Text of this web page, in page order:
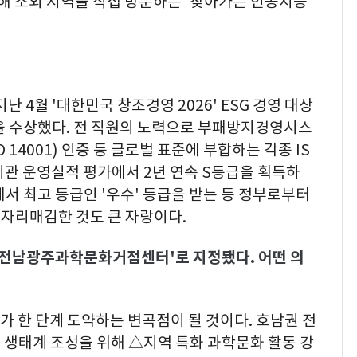
4월 '대한민국 창조경영 2026' ESG 경영 대상
상했다. 전 직원의 노력으로 부패방지경영시스
인증 등 글로벌 표준에 부합하는 각종 IS
운영실적 평가에서 2년 연속 S등급을 획득하
최고 등급인 '우수' 등급을 받는 등 정부로부터
리매김한 것도 큰 자랑이다.
남광주과학문화거점센터'로 지정됐다. 어떤 의
한 단계 도약하는 변곡점이 될 것이다. 호남권 전
태계 조성을 위해 △지역 특화 과학문화 활동 강